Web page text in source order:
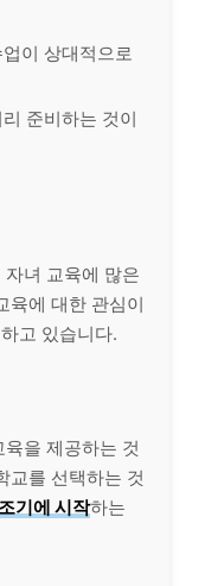
이 상대적으로
준비하는 것이
녀 교육에 많은
육에 대한 관심이
고 있습니다.
을 제공하는 것
교를 선택하는 것
조기에 시작하는